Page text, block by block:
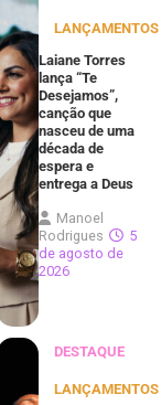
LANÇAMENTOS
Laiane Torres
lança “Te
Desejamos”,
canção que
nasceu de uma
década de
espera e
entrega a Deus
Manoel
Rodrigues
5
de agosto de
2026
DESTAQUE
LANÇAMENTOS